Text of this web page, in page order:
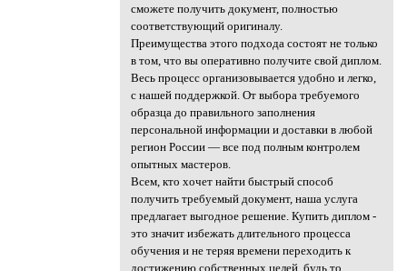
сможете получить документ, полностью
соответствующий оригиналу.
Преимущества этого подхода состоят не только
в том, что вы оперативно получите свой диплом.
Весь процесс организовывается удобно и легко,
с нашей поддержкой. От выбора требуемого
образца до правильного заполнения
персональной информации и доставки в любой
регион России — все под полным контролем
опытных мастеров.
Всем, кто хочет найти быстрый способ
получить требуемый документ, наша услуга
предлагает выгодное решение. Купить диплом -
это значит избежать длительного процесса
обучения и не теряя времени переходить к
достижению собственных целей, будь то